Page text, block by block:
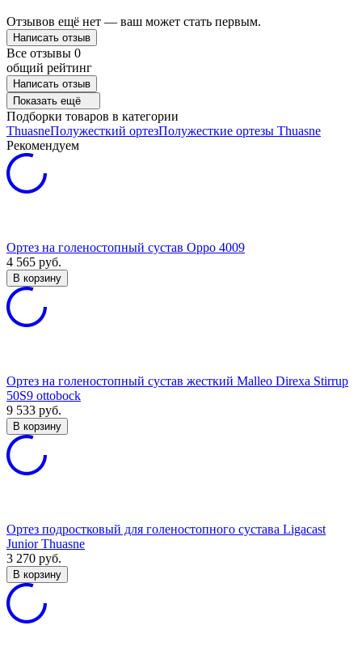
Отзывов ещё нет — ваш может стать первым.
Написать отзыв
Все отзывы 0
общий рейтинг
Написать отзыв
Показать ещё
Подборки товаров в категории
ThuasneПолужесткий ортезПолужесткие ортезы Thuasne
Рекомендуем
Ортез на голеностопный сустав Oppo 4009
4 565 руб.
В корзину
Ортез на голеностопный сустав жесткий Malleo Direxa Stirrup
50S9 ottobock
9 533 руб.
В корзину
Ортез подростковый для голеностопного сустава Ligacast
Junior Thuasne
3 270 руб.
В корзину